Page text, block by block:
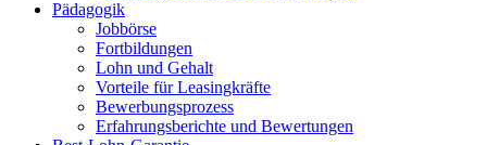
Pädagogik
Jobbörse
Fortbildungen
Lohn und Gehalt
Vorteile für Leasingkräfte
Bewerbungsprozess
Erfahrungsberichte und Bewertungen